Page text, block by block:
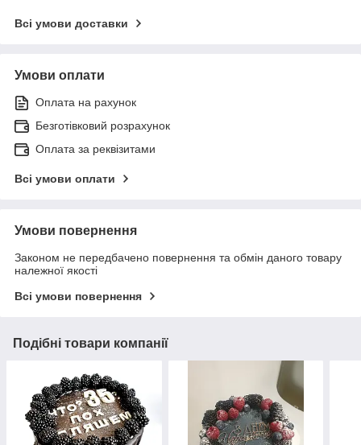
Всі умови доставки
Умови оплати
Оплата на рахунок
Безготівковий розрахунок
Оплата за реквізитами
Всі умови оплати
Умови повернення
Законом не передбачено повернення та обмін даного товару
належної якості
Всі умови повернення
Подібні товари компанії